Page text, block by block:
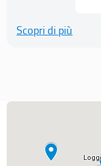
Scopri di più